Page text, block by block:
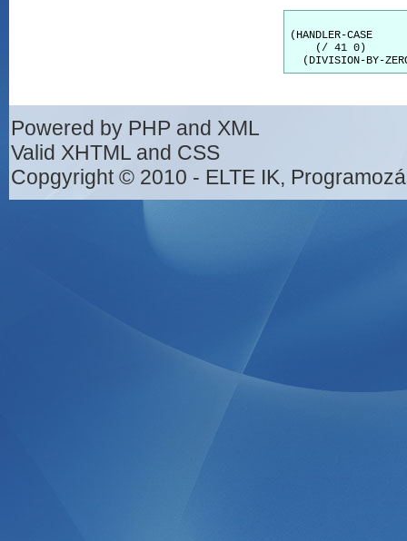
(HANDLER-CASE
    (/ 41 0)
Powered by PHP and XML
Valid XHTML and CSS
Copgyright © 2010 - ELTE IK,